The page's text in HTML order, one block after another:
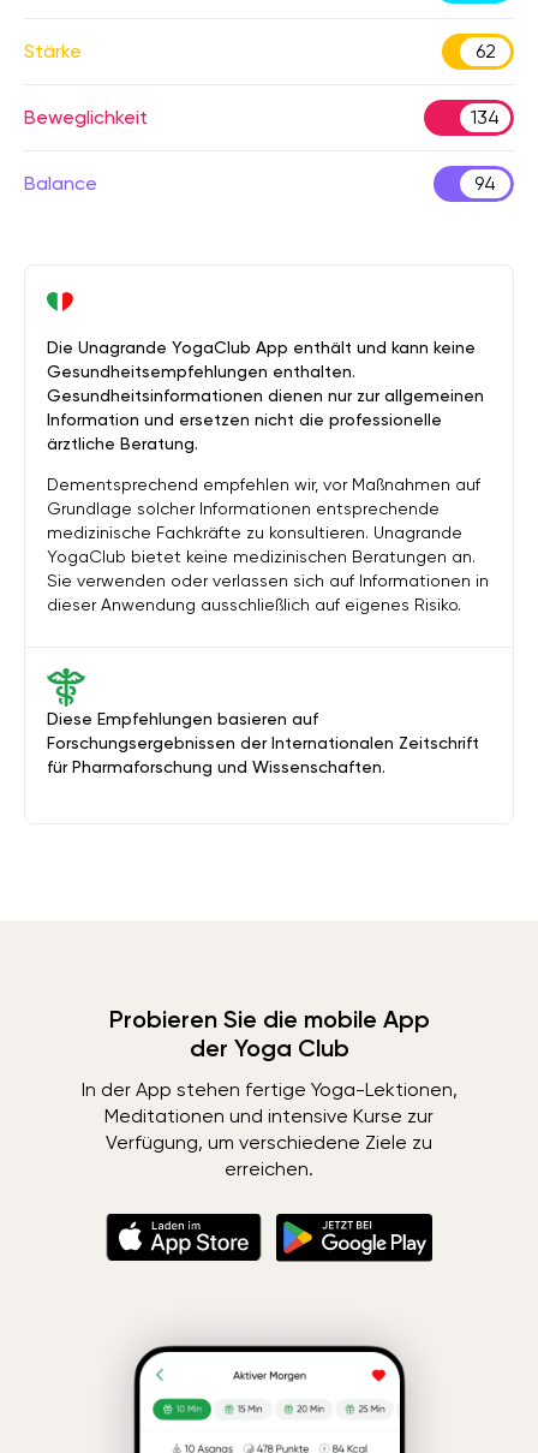
Stärke 62
Beweglichkeit 134
Balance 94
Diese Empfehlungen basieren auf
Forschungsergebnissen der Internationalen Zeitschrift
für Pharmaforschung und Wissenschaften.
Die Unagrande YogaClub App enthält und kann keine
Gesundheitsempfehlungen enthalten.
Gesundheitsinformationen dienen nur zur allgemeinen
Information und ersetzen nicht die professionelle
ärztliche Beratung.
Dementsprechend empfehlen wir, vor Maßnahmen auf
Grundlage solcher Informationen entsprechende
medizinische Fachkräfte zu konsultieren. Unagrande
YogaClub bietet keine medizinischen Beratungen an.
Sie verwenden oder verlassen sich auf Informationen in
dieser Anwendung ausschließlich auf eigenes Risiko.
Probieren Sie die mobile App
der Yoga Club
In der App stehen fertige Yoga-Lektionen,
Meditationen und intensive Kurse zur
Verfügung, um verschiedene Ziele zu
erreichen.